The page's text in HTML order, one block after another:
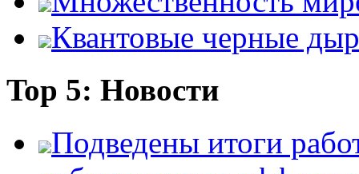
Квантовые черные
Top 5: Новости
Подведены итоги